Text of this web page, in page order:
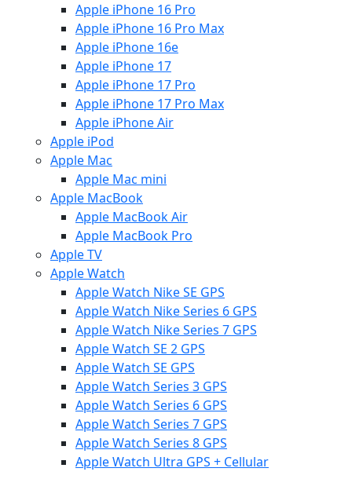
Apple iPhone 16 Pro
Apple iPhone 16 Pro Max
Apple iPhone 16e
Apple iPhone 17
Apple iPhone 17 Pro
Apple iPhone 17 Pro Max
Apple iPhone Air
Apple iPod
Apple Mac
Apple Mac mini
Apple MacBook
Apple MacBook Air
Apple MacBook Pro
Apple TV
Apple Watch
Apple Watch Nike SE GPS
Apple Watch Nike Series 6 GPS
Apple Watch Nike Series 7 GPS
Apple Watch SE 2 GPS
Apple Watch SE GPS
Apple Watch Series 3 GPS
Apple Watch Series 6 GPS
Apple Watch Series 7 GPS
Apple Watch Series 8 GPS
Apple Watch Ultra GPS + Cellular